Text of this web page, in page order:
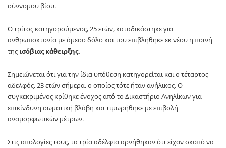
σύννομου βίου.
Ο τρίτος κατηγορούμενος, 25 ετών, καταδικάστηκε για
ανθρωποκτονία με άμεσο δόλο και του επιβλήθηκε εκ νέου η ποινή
της ισόβιας κάθειρξης.
Σημειώνεται ότι για την ίδια υπόθεση κατηγορείται και ο τέταρτος
αδελφός, 23 ετών σήμερα, ο οποίος τότε ήταν ανήλικος. Ο
συγκεκριμένος κρίθηκε ένοχος από το Δικαστήριο Ανηλίκων για
επικίνδυνη σωματική βλάβη και τιμωρήθηκε με επιβολή
αναμορφωτικών μέτρων.
Στις απολογίες τους, τα τρία αδέλφια αρνήθηκαν ότι είχαν σκοπό να